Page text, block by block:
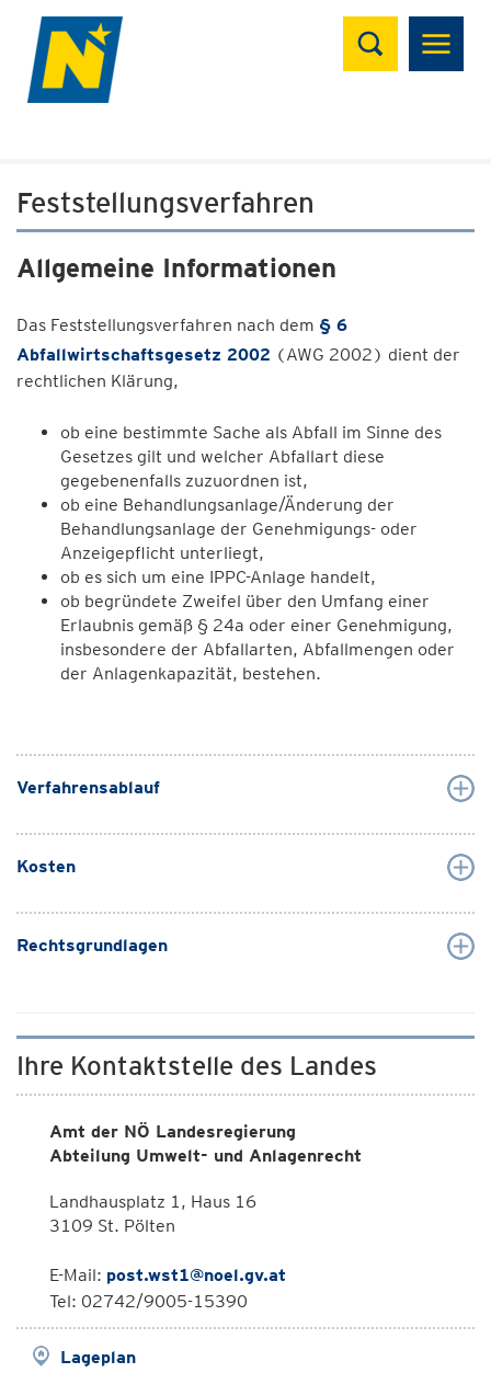
Suchen
Feststellungsverfahren
Allgemeine Informationen
Das Feststellungsverfahren nach dem § 6
Abfallwirtschaftsgesetz 2002 (AWG 2002) dient der
rechtlichen Klärung,
ob eine bestimmte Sache als Abfall im Sinne des
Gesetzes gilt und welcher Abfallart diese
gegebenenfalls zuzuordnen ist,
ob eine Behandlungsanlage/Änderung der
Behandlungsanlage der Genehmigungs- oder
Anzeigepflicht unterliegt,
ob es sich um eine IPPC-Anlage handelt,
ob begründete Zweifel über den Umfang einer
Erlaubnis gemäß § 24a oder einer Genehmigung,
insbesondere der Abfallarten, Abfallmengen oder
der Anlagenkapazität, bestehen.
Verfahrensablauf
Kosten
Rechtsgrundlagen
Ihre Kontaktstelle des Landes
Amt der NÖ Landesregierung
Abteilung Umwelt- und Anlagenrecht
Landhausplatz 1, Haus 16
3109 St. Pölten
E-Mail: post.wst1@noel.gv.at
Tel: 02742/9005-15390
Lageplan